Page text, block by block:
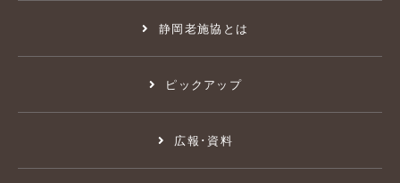
静岡老施協とは
ピックアップ
広報･資料